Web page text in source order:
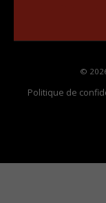
©
Politique de